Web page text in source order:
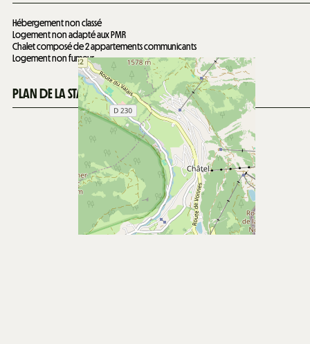
Hébergement non classé
Logement non adapté aux PMR
Chalet composé de 2 appartements communicants
Logement non fumeur
PLAN DE LA STATION